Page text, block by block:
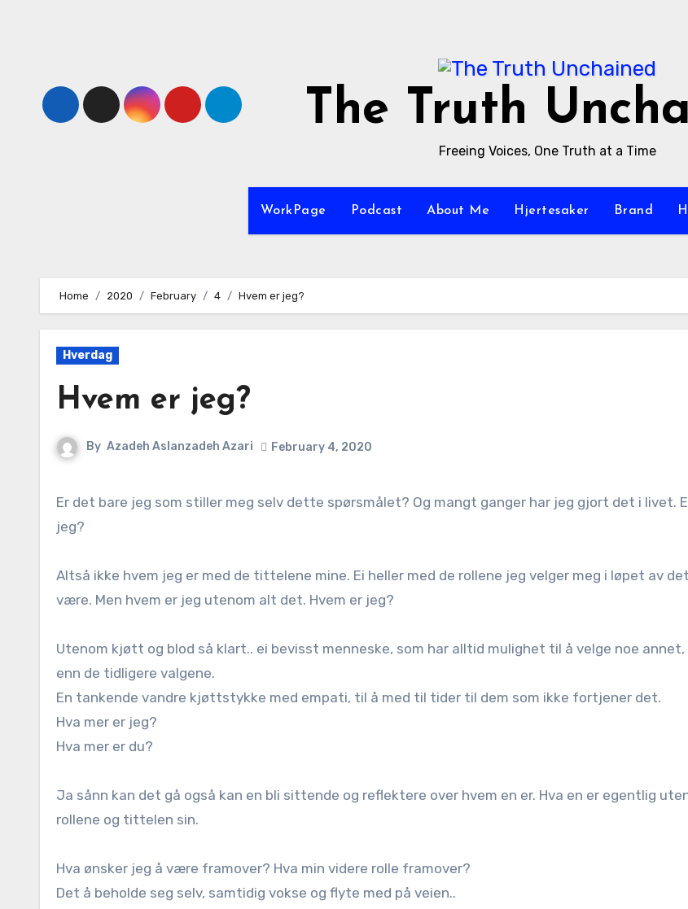
The Truth
Freeing Voices, One Truth at a Time
WorkPage Podcast About Me Hjertesaker Brand
Home 2020 February 4 Hvem er jeg?
Hverdag
Hvem er jeg?
By Azadeh Aslanzadeh Azari February 4, 2020
Er det bare jeg som stiller meg selv dette spørsmålet? Og mangt ganger har jeg gjort det i livet. Er det bare
jeg?
Altså ikke hvem jeg er med de tittelene mine. Ei heller med de rollene jeg velger meg i løpet av
være. Men hvem er jeg utenom alt det. Hvem er jeg?
Utenom kjøtt og blod så klart.. ei bevisst menneske, som har alltid mulighet til å velge noe annet,
enn de tidligere valgene.
En tankende vandre kjøttstykke med empati, til å med til tider til dem som ikke fortjener det.
Hva mer er jeg?
Hva mer er du?
Ja sånn kan det gå også kan en bli sittende og reflektere over hvem en er. Hva en er egentlig
rollene og tittelen sin.
Hva ønsker jeg å være framover? Hva min videre rolle framover?
Det å beholde seg selv, samtidig vokse og flyte med på veien..